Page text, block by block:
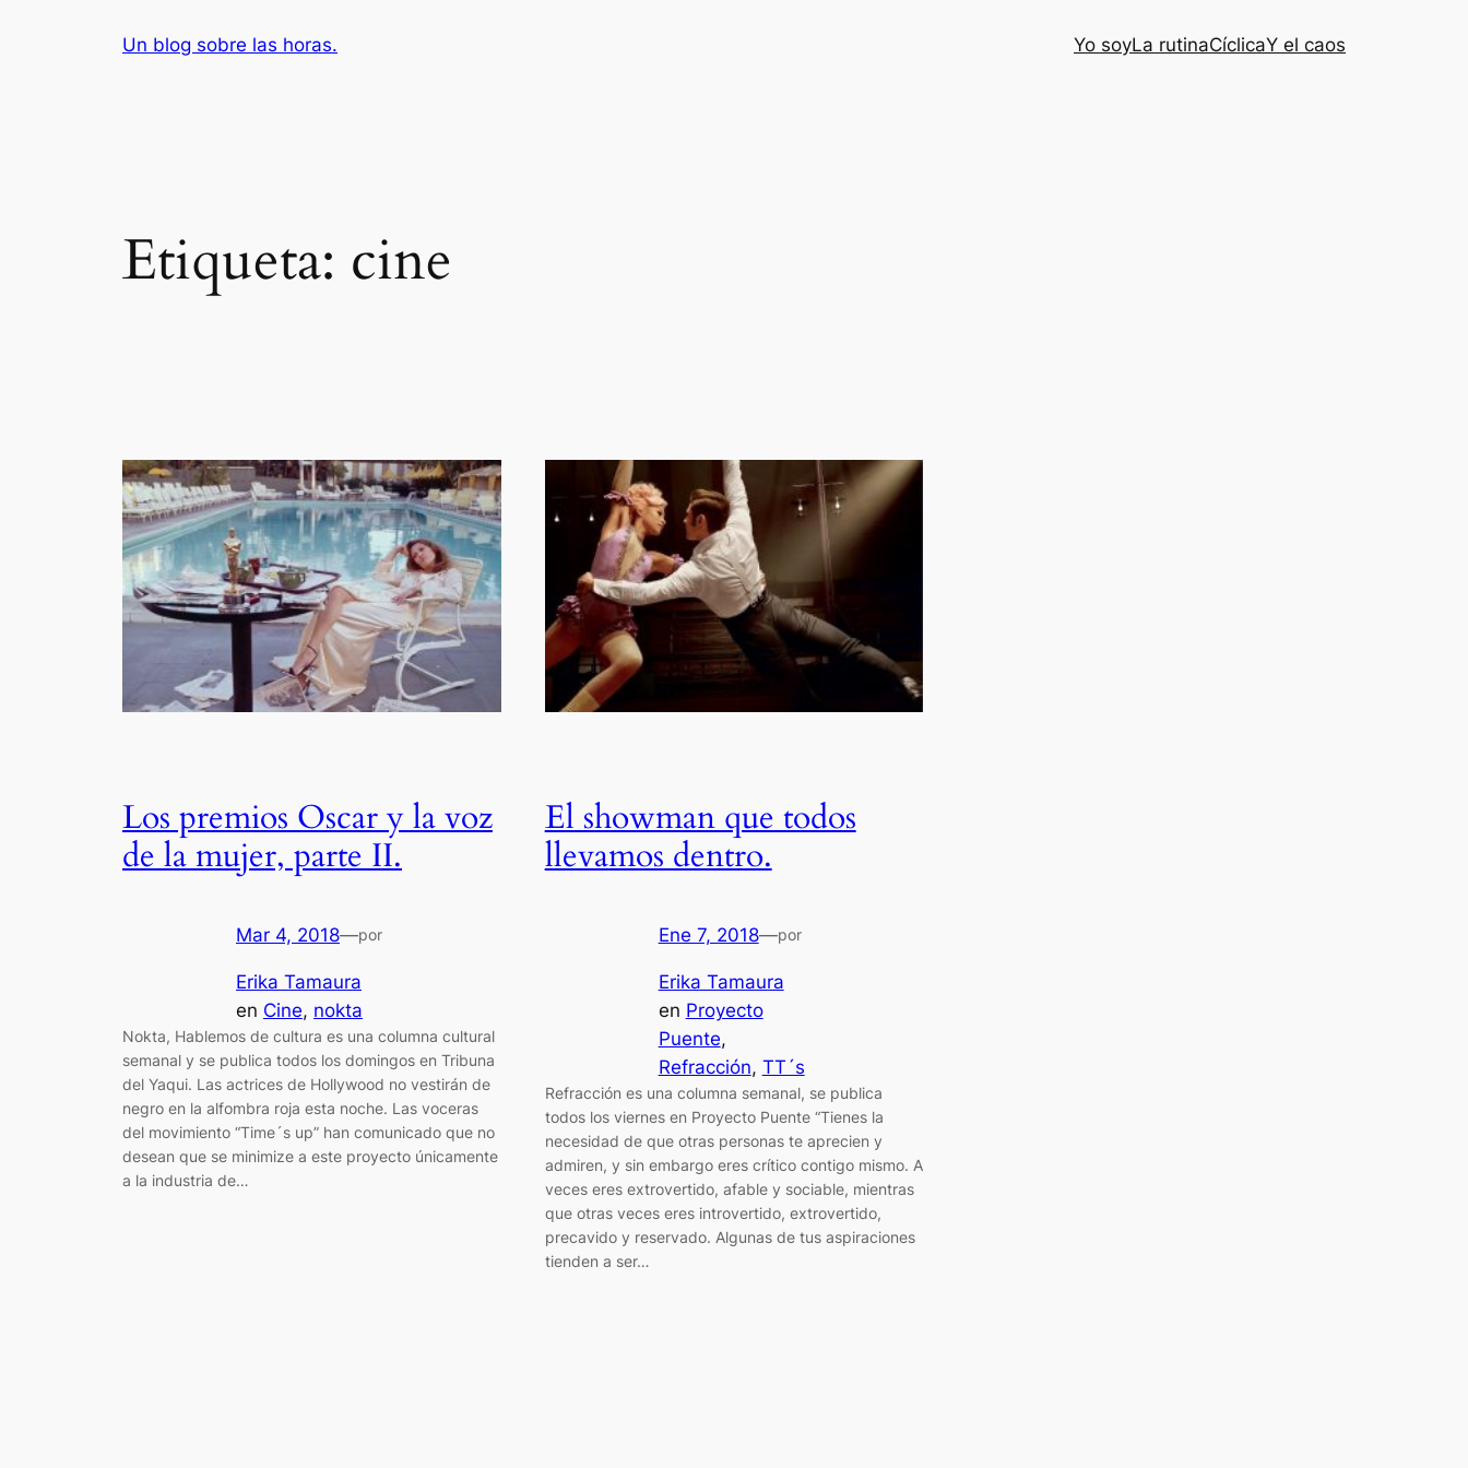
Un blog sobre las horas. Yo soyLa rutinaCíclicaY el caos
Etiqueta: cine
Los premios Oscar y la voz
de la mujer, parte II.
Mar 4, 2018—por
Erika Tamaura
en Cine, nokta
Nokta, Hablemos de cultura es una columna cultural
semanal y se publica todos los domingos en Tribuna
del Yaqui. Las actrices de Hollywood no vestirán de
negro en la alfombra roja esta noche. Las voceras
del movimiento “Time´s up” han comunicado que no
desean que se minimize a este proyecto únicamente
a la industria de…
El showman que todos
llevamos dentro.
Ene 7, 2018—por
Erika Tamaura
en Proyecto
Puente
Refracción, TT´s
Refracción es una columna semanal, se publica
todos los viernes en Proyecto Puente “Tienes la
necesidad de que otras personas te aprecien y
admiren, y sin embargo eres crítico contigo mismo. A
veces eres extrovertido, afable y sociable, mientras
que otras veces eres introvertido, extrovertido,
precavido y reservado. Algunas de tus aspiraciones
tienden a ser…